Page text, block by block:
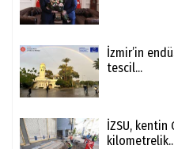
İzmir’in
tescil...
İZSU, kentin